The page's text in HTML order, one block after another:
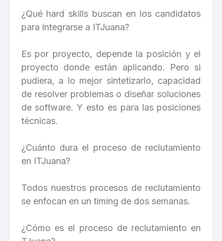
¿Qué hard skills buscan en los candidatos
para integrarse a ITJuana?
Es por proyecto, depende la posición y el
proyecto donde están aplicando. Pero si
pudiera, a lo mejor sintetizarlo, capacidad
de resolver problemas o diseñar soluciones
de software. Y esto es para las posiciones
técnicas.
¿Cuánto dura el proceso de reclutamiento
en ITJuana?
Todos nuestros procesos de reclutamiento
se enfocan en un timing de dos semanas.
¿Cómo es el proceso de reclutamiento en